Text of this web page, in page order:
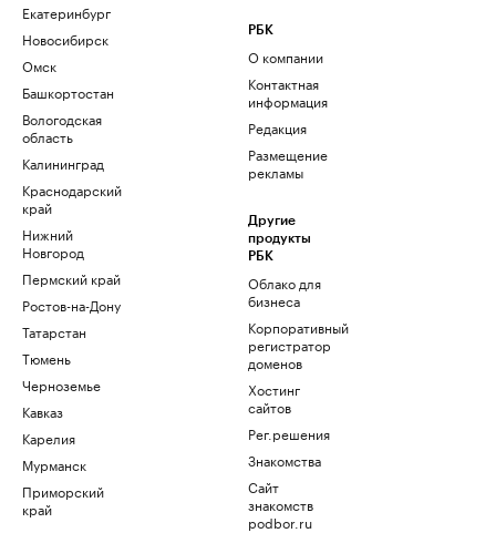
Екатеринбург
Новосибирск
Омск
Башкортостан
Вологодская
область
Калининград
Краснодарский
край
Нижний
Новгород
Пермский край
Ростов-на-Дону
Татарстан
Тюмень
Черноземье
Кавказ
Карелия
Мурманск
Приморский
край
РБК
О компании
Контактная
информация
Редакция
Размещение
рекламы
Другие
продукты
РБК
Облако для
бизнеса
Корпоративный
регистратор
доменов
Хостинг
сайтов
Рег.решения
Знакомства
Сайт
знакомств
podbor.ru